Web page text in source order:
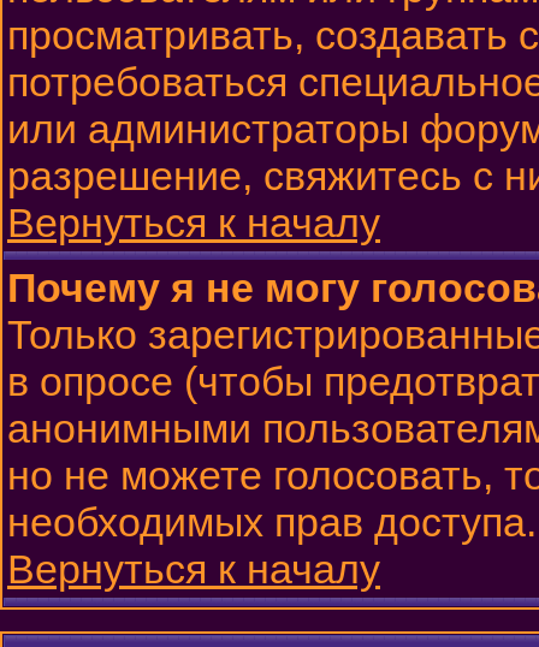
просматривать,
потребоваться
или администраторы
разрешение, свяжитесь с
Вернуться к началу
Почему я не могу
Только
в опросе (чтобы
анонимными
но не можете голосовать,
необходимых прав доступа.
Вернуться к началу